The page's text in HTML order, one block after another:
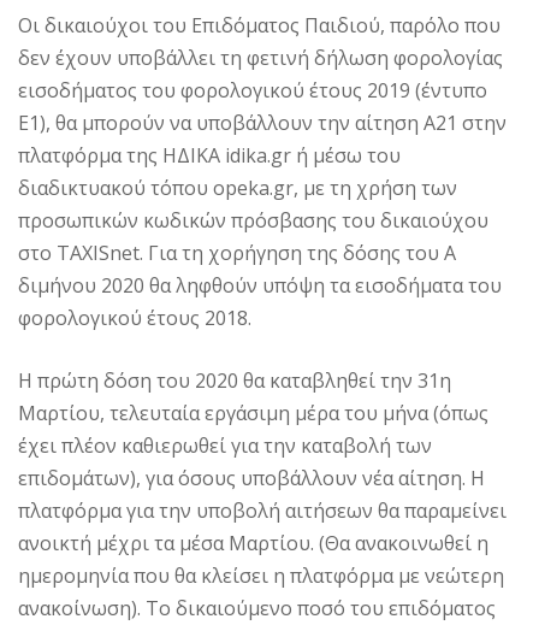
Οι δικαιούχοι του Επιδόματος Παιδιού, παρόλο που
δεν έχουν υποβάλλει τη φετινή δήλωση φορολογίας
εισοδήματος του φορολογικού έτους 2019 (έντυπο
Ε1), θα μπορούν να υποβάλλουν την αίτηση Α21 στην
πλατφόρμα της ΗΔΙΚΑ idika.gr ή μέσω του
διαδικτυακού τόπου opeka.gr, με τη χρήση των
προσωπικών κωδικών πρόσβασης του δικαιούχου
στο TAXISnet. Για τη χορήγηση της δόσης του Α
διμήνου 2020 θα ληφθούν υπόψη τα εισοδήματα του
φορολογικού έτους 2018.
Η πρώτη δόση του 2020 θα καταβληθεί την 31η
Μαρτίου, τελευταία εργάσιμη μέρα του μήνα (όπως
έχει πλέον καθιερωθεί για την καταβολή των
επιδομάτων), για όσους υποβάλλουν νέα αίτηση. Η
πλατφόρμα για την υποβολή αιτήσεων θα παραμείνει
ανοικτή μέχρι τα μέσα Μαρτίου. (Θα ανακοινωθεί η
ημερομηνία που θα κλείσει η πλατφόρμα με νεώτερη
ανακοίνωση). Το δικαιούμενο ποσό του επιδόματος